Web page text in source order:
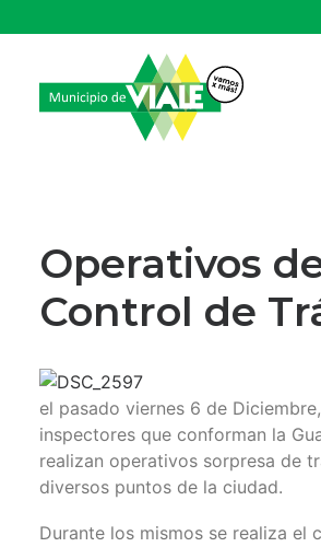
HCD
TRÁMITES Y SERVICIOS
PARQUE INDUSTRIAL
RECAUDACIONES
Operativos
Control de
el pasado viernes 6 de
inspectores que conforman la
realizan operativos sorpresa de
diversos puntos de la ciudad.
Durante los mismos se realiza el